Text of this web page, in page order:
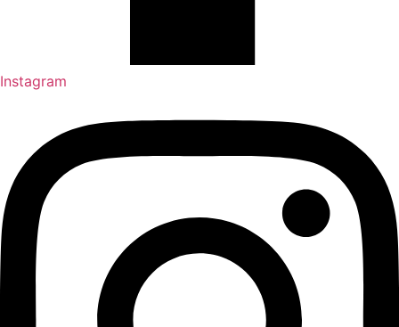
Instagram